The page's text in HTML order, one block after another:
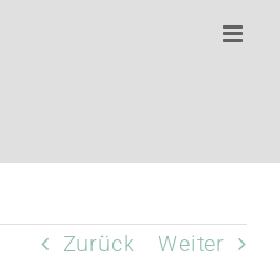
Zurück Weiter